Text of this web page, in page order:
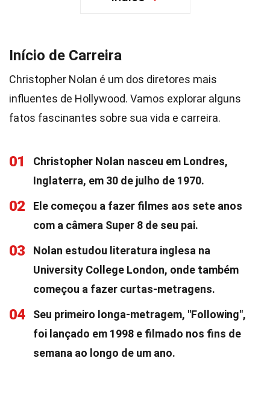
Início de Carreira
Christopher Nolan é um dos diretores mais
influentes de Hollywood. Vamos explorar alguns
fatos fascinantes sobre sua vida e carreira.
01
Christopher Nolan nasceu em Londres,
Inglaterra, em 30 de julho de 1970.
02
Ele começou a fazer filmes aos sete anos
com a câmera Super 8 de seu pai.
03
Nolan estudou literatura inglesa na
University College London, onde também
começou a fazer curtas-metragens.
04
Seu primeiro longa-metragem, "Following",
foi lançado em 1998 e filmado nos fins de
semana ao longo de um ano.